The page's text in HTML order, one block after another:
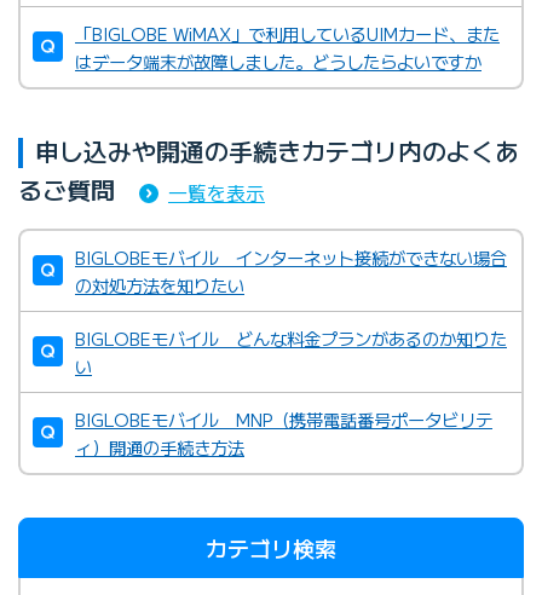
「BIGLOBE WiMAX」で利用しているUIMカード、また
はデータ端末が故障しました。どうしたらよいですか
申し込みや開通の手続きカテゴリ内のよくあ
るご質問
一覧を表示
BIGLOBEモバイル インターネット接続ができない場合
の対処方法を知りたい
BIGLOBEモバイル どんな料金プランがあるのか知りた
い
BIGLOBEモバイル MNP（携帯電話番号ポータビリテ
ィ）開通の手続き方法
カテゴリ検索